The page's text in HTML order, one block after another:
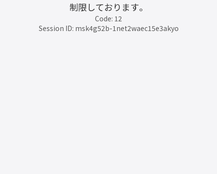
制限しております。
Code: 12
Session ID: msk4g52b-1net2waec15e3akyo